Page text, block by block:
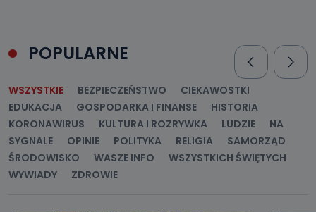
POPULARNE
WSZYSTKIE BEZPIECZEŃSTWO
CIEKAWOSTKI
EDUKACJA
GOSPODARKA I FINANSE
HISTORIA
KORONAWIRUS
KULTURA I ROZRYWKA LUDZIE
NA
SYGNALE
OPINIE POLITYKA RELIGIA
SAMORZĄD
ŚRODOWISKO
WASZE INFO
WSZYSTKICH ŚWIĘTYCH
WYWIADY
ZDROWIE